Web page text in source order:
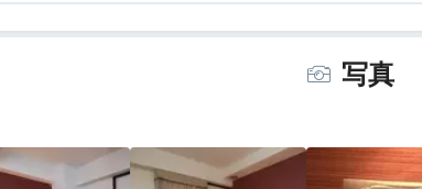
ちが良いですし、清掃もたまたまかと思いますので、
写真